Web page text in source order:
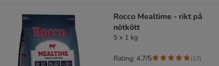
Rocco Mealtime - rikt på
nötkött
5 x 1 kg
Rating: 4.7/5 (17)